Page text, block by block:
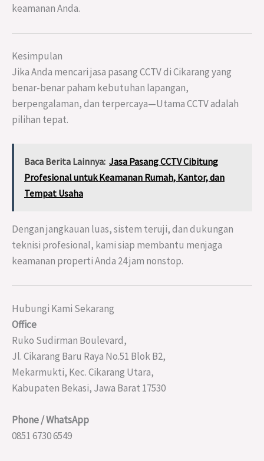
keamanan Anda.
Kesimpulan
Jika Anda mencari jasa pasang CCTV di Cikarang yang
benar-benar paham kebutuhan lapangan,
berpengalaman, dan terpercaya—Utama CCTV adalah
pilihan tepat.
Baca Berita Lainnya: Jasa Pasang CCTV Cibitung
Profesional untuk Keamanan Rumah, Kantor, dan
Tempat Usaha
Dengan jangkauan luas, sistem teruji, dan dukungan
teknisi profesional, kami siap membantu menjaga
keamanan properti Anda 24 jam nonstop.
Hubungi Kami Sekarang
Office
Ruko Sudirman Boulevard,
Jl. Cikarang Baru Raya No.51 Blok B2,
Mekarmukti, Kec. Cikarang Utara,
Kabupaten Bekasi, Jawa Barat 17530
Phone / WhatsApp
0851 6730 6549